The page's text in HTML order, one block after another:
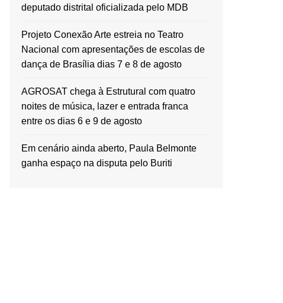
deputado distrital oficializada pelo MDB
Projeto Conexão Arte estreia no Teatro
Nacional com apresentações de escolas de
dança de Brasília dias 7 e 8 de agosto
AGROSAT chega à Estrutural com quatro
noites de música, lazer e entrada franca
entre os dias 6 e 9 de agosto
Em cenário ainda aberto, Paula Belmonte
ganha espaço na disputa pelo Buriti